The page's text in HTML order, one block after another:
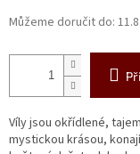
Můžeme doručit do:
Víly jsou okřídlené,
mystickou krásou,